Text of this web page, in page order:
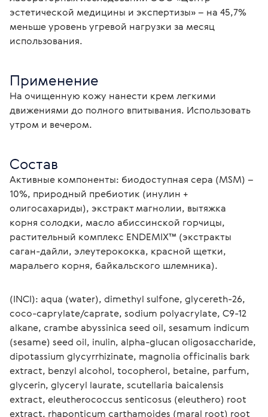
эстетической медицины и экспертизы» – на 45,7%
меньше уровень угревой нагрузки за месяц
использования.
Применение
На очищенную кожу нанести крем легкими
движениями до полного впитывания. Использовать
утром и вечером.
Состав
Активные компоненты: биодоступная сера (MSM) –
10%, природный пребиотик (инулин +
олигосахариды), экстракт магнолии, вытяжка
корня солодки, масло абиссинской горчицы,
растительный комплекс ENDEMIX™ (экстракты
саган-дайли, элеутерококка, красной щетки,
маральего корня, байкальского шлемника).
(INCI): aqua (water), dimethyl sulfone, glycereth-26,
coco-caprylate/caprate, sodium polyacrylate, C9-12
alkane, crambe abyssinica seed oil, sesamum indicum
(sesame) seed oil, inulin, alpha-glucan oligosaccharide,
dipotassium glycyrrhizinate, magnolia officinalis bark
extract, benzyl alcohol, tocopherol, betaine, parfum,
glycerin, glyceryl laurate, scutellaria baicalensis
extract, eleutherococcus senticosus (eleuthero) root
extract, rhaponticum carthamoides (maral root) root